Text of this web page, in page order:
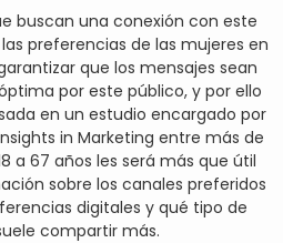
buscan una conexión con este
preferencias de las mujeres en
que los mensajes sean
por este público, y por ello
en un estudio encargado por
in Marketing entre más de
a 67 años les será más que útil
sobre los canales preferidos
digitales y qué tipo de
compartir más.